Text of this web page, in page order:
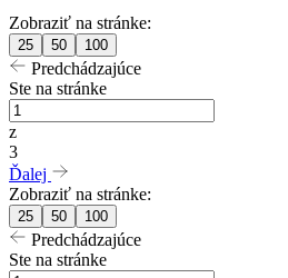
Zobraziť na stránke:
25 50 100
Predchádzajúce
Ste na stránke
z
3
Ďalej
Zobraziť na stránke:
25 50 100
Predchádzajúce
Ste na stránke